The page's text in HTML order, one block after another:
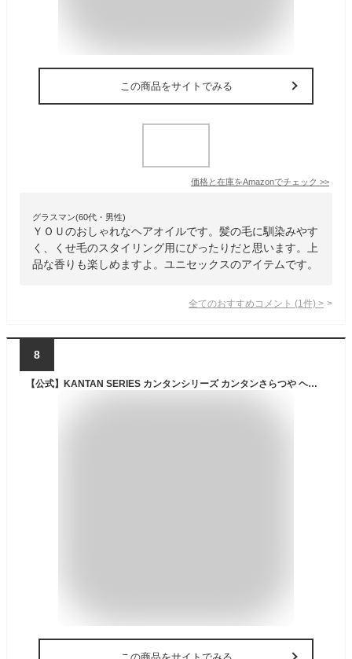
この商品をサイトでみる
価格と在庫をAmazonでチェック >>
グラスマン(60代・男性)
ＹＯＵのおしゃれなヘアオイルです。髪の毛に馴染みやす
く、くせ毛のスタイリング用にぴったりだと思います。上
品な香りも楽しめますよ。ユニセックスのアイテムです。
全てのおすすめコメント (1 件) >
8
【公式】KANTAN SERIES カンタンシリーズ カンタンさらつや ヘアオイル 95ml スタイリングオイル メンズ ホワイトリリーの香り マッシュ ナチュラルヘア スタイリング サラツヤ プレゼント ギフト